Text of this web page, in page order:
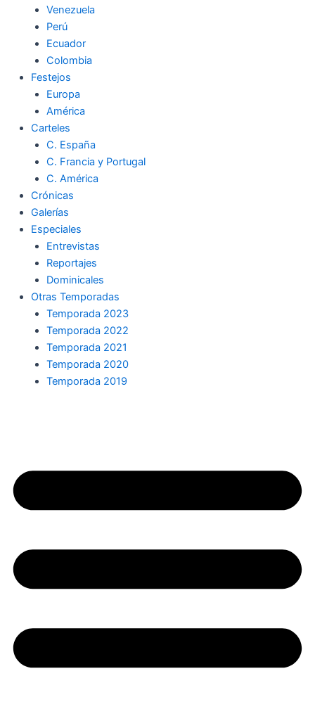
k
Venezuela
Perú
Ecuador
Colombia
Festejos
Europa
América
Carteles
C. España
C. Francia y Portugal
C. América
Crónicas
Galerías
Especiales
Entrevistas
Reportajes
Dominicales
Otras Temporadas
Temporada 2023
Temporada 2022
Temporada 2021
Temporada 2020
Temporada 2019